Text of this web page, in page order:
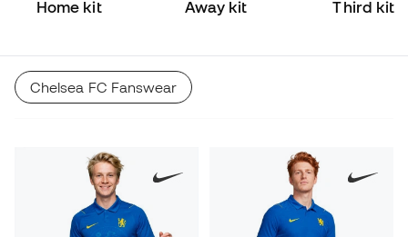
Home kit Away kit Third kit
Chelsea FC Fanswear